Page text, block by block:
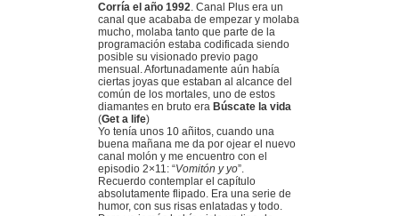
Corría el año 1992. Canal Plus era un
canal que acababa de empezar y molaba
mucho, molaba tanto que parte de la
programación estaba codificada siendo
posible su visionado previo pago
mensual. Afortunadamente aún había
ciertas joyas que estaban al alcance del
común de los mortales, uno de estos
diamantes en bruto era Búscate la vida
(Get a life)
Yo tenía unos 10 añitos, cuando una
buena mañana me da por ojear el nuevo
canal molón y me encuentro con el
episodio 2×11: “Vomitón y yo”.
Recuerdo contemplar el capítulo
absolutamente flipado. Era una serie de
humor, con sus risas enlatadas y todo.